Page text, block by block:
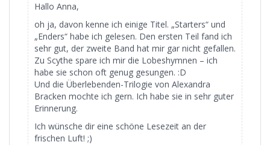
Hallo Anna,
oh ja, davon kenne ich einige Titel. „Starters“ und
„Enders“ habe ich gelesen. Den ersten Teil fand ich
sehr gut, der zweite Band hat mir gar nicht gefallen.
Zu Scythe spare ich mir die Lobeshymnen – ich
habe sie schon oft genug gesungen. :D
Und die Überlebenden-Trilogie von Alexandra
Bracken mochte ich gern. Ich habe sie in sehr guter
Erinnerung.
Ich wünsche dir eine schöne Lesezeit an der
frischen Luft! ;)